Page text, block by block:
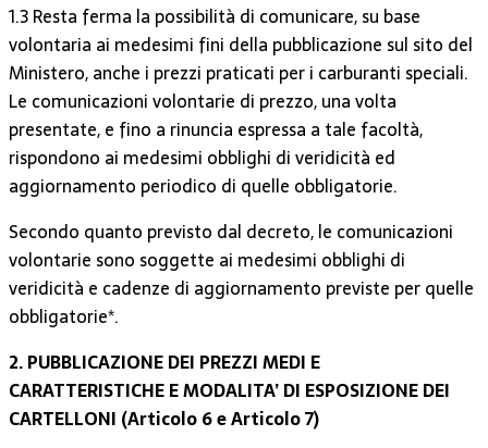
1.3 Resta ferma la possibilità di comunicare, su base
volontaria ai medesimi fini della pubblicazione sul sito del
Ministero, anche i prezzi praticati per i carburanti speciali.
Le comunicazioni volontarie di prezzo, una volta
presentate, e fino a rinuncia espressa a tale facoltà,
rispondono ai medesimi obblighi di veridicità ed
aggiornamento periodico di quelle obbligatorie.
Secondo quanto previsto dal decreto, le comunicazioni
volontarie sono soggette ai medesimi obblighi di
veridicità e cadenze di aggiornamento previste per quelle
obbligatorie*.
2. PUBBLICAZIONE DEI PREZZI MEDI E
CARATTERISTICHE E MODALITA’ DI ESPOSIZIONE DEI
CARTELLONI (Articolo 6 e Articolo 7)